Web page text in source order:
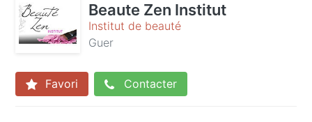
Beaute Zen Institut
Institut de beauté
Guer
Favori Contacter